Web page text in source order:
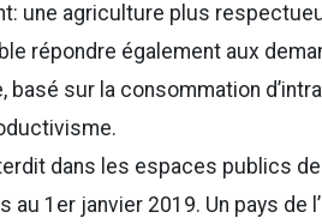
une agriculture plus
répondre également aux
sur la consommation
dans les espaces publics
1er janvier 2019. Un pays de